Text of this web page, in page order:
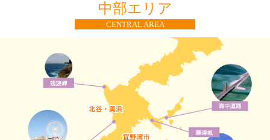
中部エリア
CENTRAL AREA